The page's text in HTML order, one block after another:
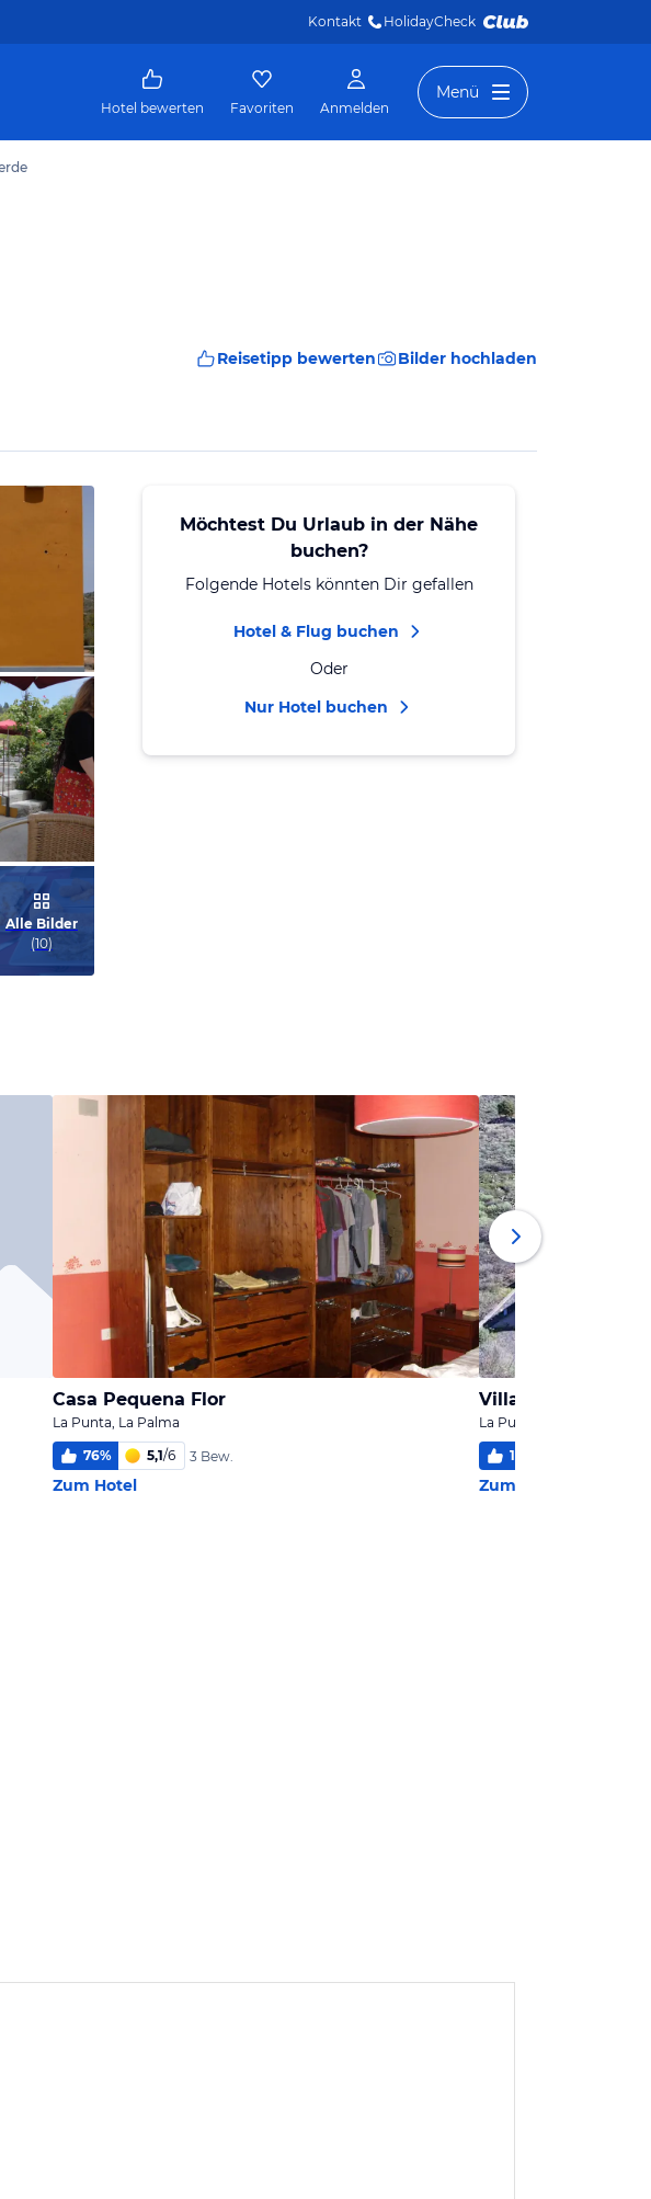
Kontakt HolidayCheck
Hotel bewerten Favoriten Anmelden
Menü
Reisetipp bewerten Bilder hochladen
Alle Bilder
(10)
Möchtest Du Urlaub in der Nähe
buchen?
Folgende Hotels könnten Dir gefallen
Hotel & Flug buchen
Oder
Nur Hotel buchen
Casa Pequena Flor
La Punta, La Palma
76% 5,1/6 3 Bew.
Zum Hotel
Villa Cristal
La Punta, La Palma
100
Zum Hotel